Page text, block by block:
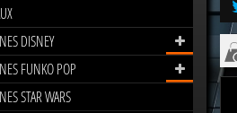
DISNEY
FUNKO POP
STAR WARS